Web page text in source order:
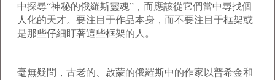
中探尋“神秘的俄羅斯靈魂”，而應該從它們當中尋找個
人化的天才。要注目于作品本身，而不要注目于框架或
是那些仔細盯著這些框架的人。
毫無疑問，古老的、啟蒙的俄羅斯中的作家以普希金和